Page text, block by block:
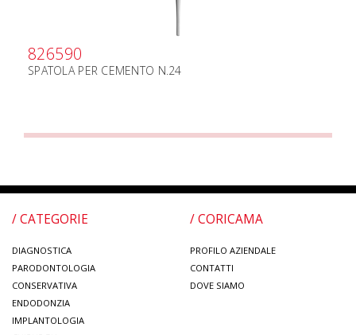
826590
SPATOLA PER CEMENTO N.24
/ CATEGORIE
DIAGNOSTICA
PARODONTOLOGIA
CONSERVATIVA
ENDODONZIA
IMPLANTOLOGIA
/ CORICAMA
PROFILO AZIENDALE
CONTATTI
DOVE SIAMO